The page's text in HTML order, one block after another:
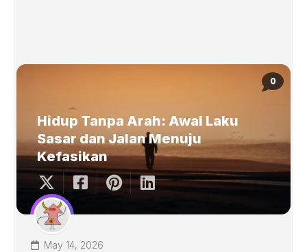
0
Hidup Tanpa Arah: Awal Laku
Sasar dan Jalan Menuju
Kefasikan
May 14, 2026